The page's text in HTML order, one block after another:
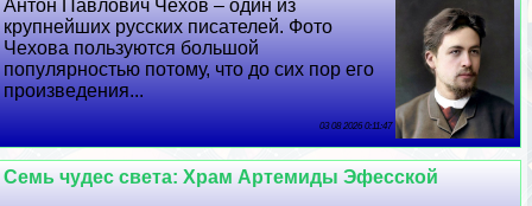
Антон Павлович Чехов – один из
крупнейших русских писателей. Фото
Чехова пользуются большой
популярностью потому, что до сих пор его
произведения...
03 08 2026 0:11:47
Семь чудес света: Храм Артемиды Эфесской